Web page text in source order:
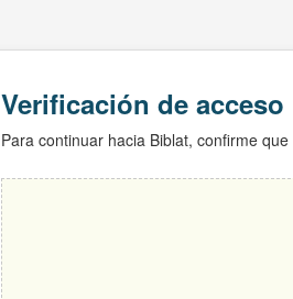
Verificación de acceso
Para continuar hacia Biblat, confirme